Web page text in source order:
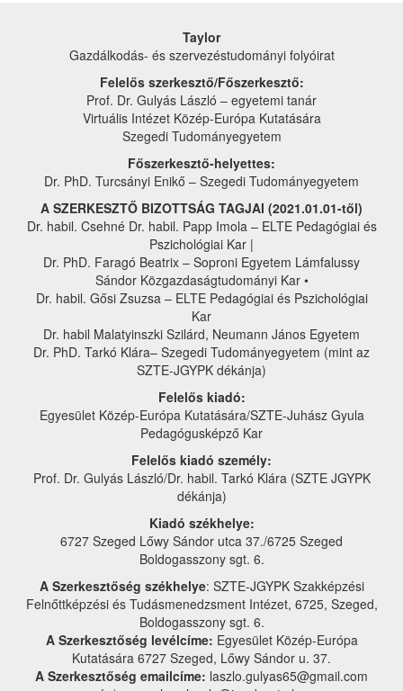
Taylor
Gazdálkodás- és szervezéstudományi folyóirat
Felelős szerkesztő/Főszerkesztő:
Prof. Dr. Gulyás László – egyetemi tanár
Virtuális Intézet Közép-Európa Kutatására
Szegedi Tudományegyetem
Főszerkesztő-helyettes:
Dr. PhD. Turcsányi Enikő – Szegedi Tudományegyetem
A SZERKESZTŐ BIZOTTSÁG TAGJAI (2021.01.01-től)
Dr. habil. Csehné Dr. habil. Papp Imola – ELTE Pedagógiai és
Pszichológiai Kar |
Dr. PhD. Faragó Beatrix – Soproni Egyetem Lámfalussy
Sándor Közgazdaságtudományi Kar •
Dr. habil. Gősi Zsuzsa – ELTE Pedagógiai és Pszichológiai
Kar
Dr. habil Malatyinszki Szilárd, Neumann János Egyetem
Dr. PhD. Tarkó Klára– Szegedi Tudományegyetem (mint az
SZTE-JGYPK dékánja)
Felelős kiadó:
Egyesület Közép-Európa Kutatására/SZTE-Juhász Gyula
Pedagógusképző Kar
Felelős kiadó személy:
Prof. Dr. Gulyás László/Dr. habil. Tarkó Klára (SZTE JGYPK
dékánja)
Kiadó székhelye:
6727 Szeged Lőwy Sándor utca 37./6725 Szeged
Boldogasszony sgt. 6.
A Szerkesztőség székhelye: SZTE-JGYPK Szakképzési
Felnőttképzési és Tudásmenedzsment Intézet, 6725, Szeged,
Boldogasszony sgt. 6.
A Szerkesztőség levélcíme: Egyesület Közép-Európa
Kutatására 6727 Szeged, Lőwy Sándor u. 37.
A Szerkesztőség emailcíme: laszlo.gulyas65@gmail.com